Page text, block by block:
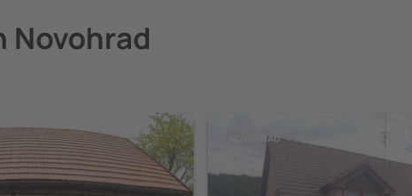
Novohrad
NOVOHRAD